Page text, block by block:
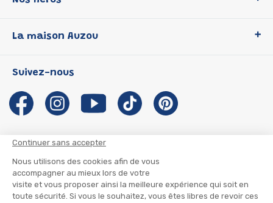
Continuer sans accepter
Nous utilisons des cookies afin de vous
accompagner au mieux lors de votre
visite et vous proposer ainsi la meilleure
expérience qui soit en toute sécurité. Si vous le souhaitez, vous
P'tit Loup
Les Influenceuses
Migali
Petite Taupe
La maison Auzou
Notre histoire
Auzou s'engage
Auteurs et illustrateurs Auzou
Suivre mon colis
Infos consommateur
Suivez-nous
CGU
CGV